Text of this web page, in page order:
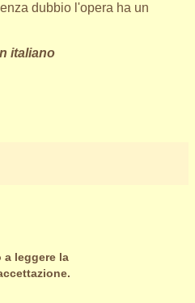
dubbio l'opera ha un
italiano
a leggere la